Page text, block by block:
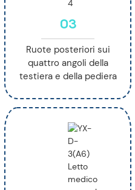
03
Ruote posteriori sui
quattro angoli della
testiera e della pediera